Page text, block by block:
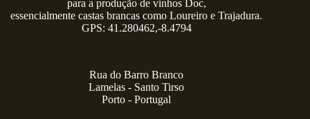
para a produção de vinhos Doc,
essencialmente castas brancas como Loureiro e Trajadura.
GPS: 41.280462,-8.4794
Rua do Barro Branco
Lamelas - Santo Tirso
Porto - Portugal